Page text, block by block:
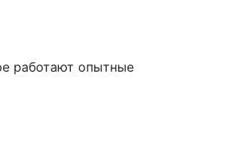
работают опытные